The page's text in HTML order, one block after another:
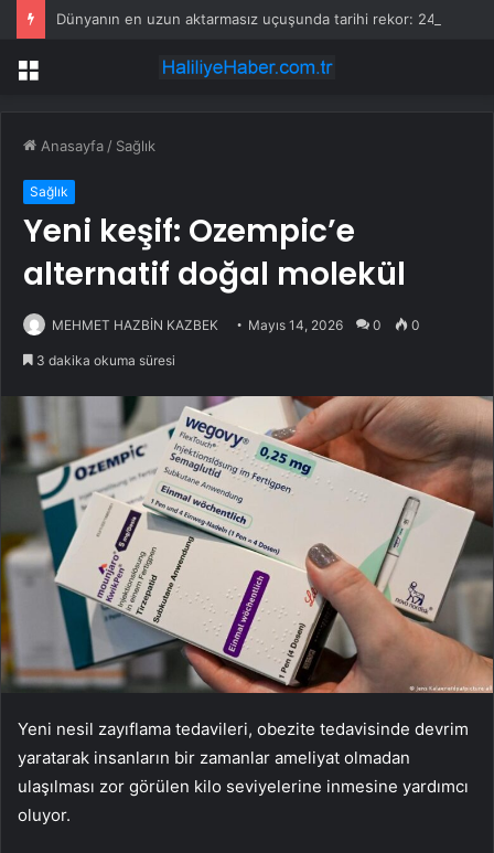
Menü
Anasayfa / Sağlık
Sağlık
Yeni keşif: Ozempic’e
alternatif doğal molekül
MEHMET HAZBİN KAZBEK Mayıs 14, 2026 0 0
3 dakika okuma süresi
Yeni nesil zayıflama tedavileri, obezite tedavisinde devrim
yaratarak insanların bir zamanlar ameliyat olmadan
ulaşılması zor görülen kilo seviyelerine inmesine yardımcı
oluyor.